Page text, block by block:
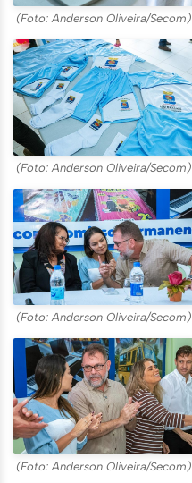
(Foto: Anderson Oliveira/Secom)
(Foto: Anderson Oliveira/Secom)
(Foto: Anderson Oliveira/Secom)
(Foto: Anderson Oliveira/Secom)